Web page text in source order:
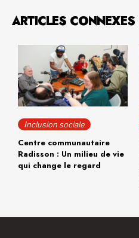
ARTICLES CONNEXES
Inclusion sociale
Centre communautaire
Radisson : Un milieu de vie
qui change le regard